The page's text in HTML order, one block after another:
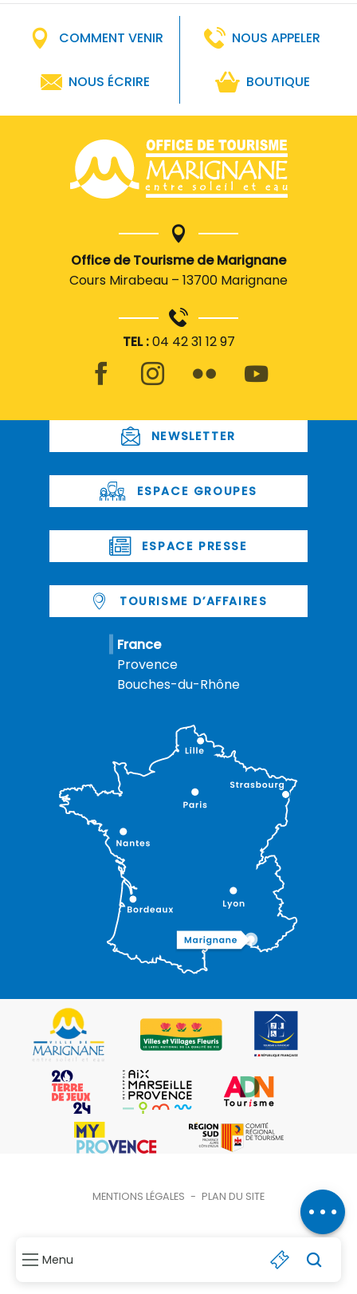
Menu
par email
COMMENT VENIR NOUS APPELER
NOUS ÉCRIRE BOUTIQUE
Office de Tourisme de Marignane
Cours Mirabeau – 13700 Marignane
TEL :04 42 31 12 97
NEWSLETTER
ESPACE GROUPES
ESPACE PRESSE
TOURISME D’AFFAIRES
France
Provence
Bouches-du-Rhône
MENTIONS LÉGALES - PLAN DU SITE